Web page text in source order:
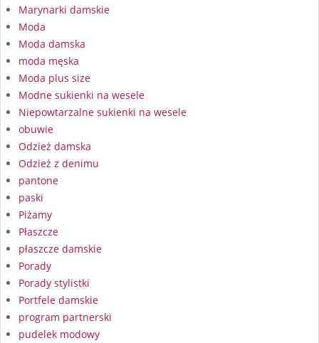
Marynarki damskie
Moda
Moda damska
moda męska
Moda plus size
Modne sukienki na wesele
Niepowtarzalne sukienki na wesele
obuwie
Odzież damska
Odzież z denimu
pantone
paski
Piżamy
Płaszcze
płaszcze damskie
Porady
Porady stylistki
Portfele damskie
program partnerski
pudelek modowy